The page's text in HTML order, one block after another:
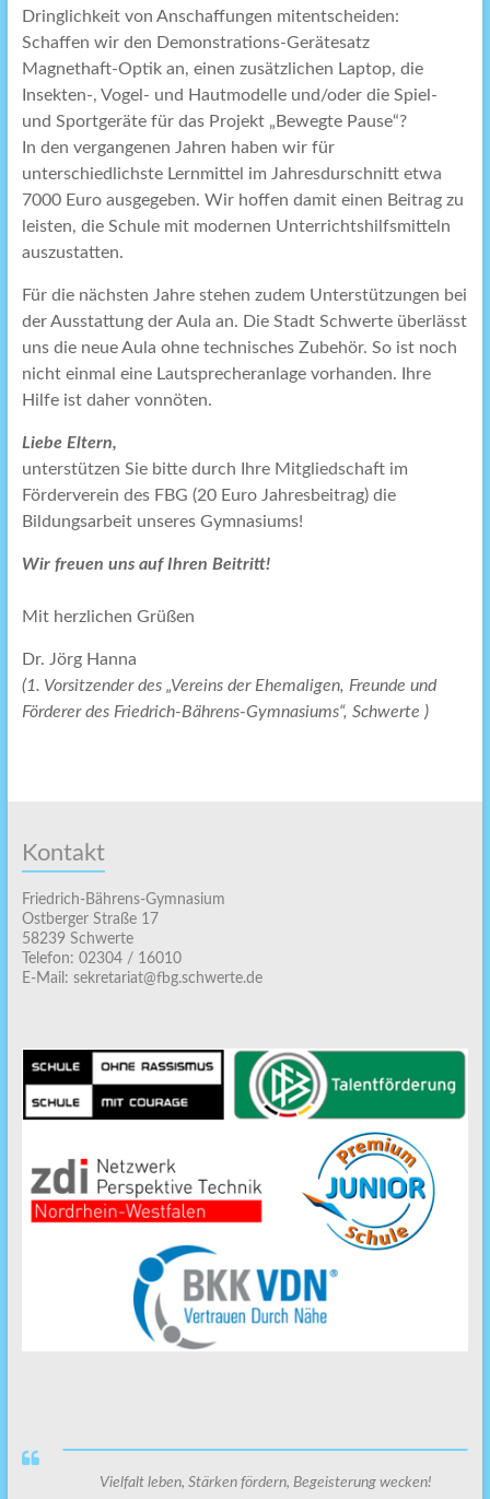
Dringlichkeit von Anschaffungen mitentscheiden:
Schaffen wir den Demonstrations-Gerätesatz
Magnethaft-Optik an, einen zusätzlichen Laptop, die
Insekten-, Vogel- und Hautmodelle und/oder die Spiel-
und Sportgeräte für das Projekt „Bewegte Pause“?
In den vergangenen Jahren haben wir für
unterschiedlichste Lernmittel im Jahresdurschnitt etwa
7000 Euro ausgegeben. Wir hoffen damit einen Beitrag zu
leisten, die Schule mit modernen Unterrichtshilfsmitteln
auszustatten.
Für die nächsten Jahre stehen zudem Unterstützungen bei
der Ausstattung der Aula an. Die Stadt Schwerte überlässt
uns die neue Aula ohne technisches Zubehör. So ist noch
nicht einmal eine Lautsprecheranlage vorhanden. Ihre
Hilfe ist daher vonnöten.
Liebe Eltern,
unterstützen Sie bitte durch Ihre Mitgliedschaft im
Förderverein des FBG (20 Euro Jahresbeitrag) die
Bildungsarbeit unseres Gymnasiums!
Wir freuen uns auf Ihren Beitritt!
Mit herzlichen Grüßen
Dr. Jörg Hanna
(1. Vorsitzender des „Vereins der Ehemaligen, Freunde und
Förderer des Friedrich-Bährens-Gymnasiums“, Schwerte )
Kontakt
Friedrich-Bährens-Gymnasium
Ostberger Straße 17
58239 Schwerte
Telefon: 02304 / 16010
E-Mail: sekretariat@fbg.schwerte.de
Vielfalt leben, Stärken fördern, Begeisterung wecken!